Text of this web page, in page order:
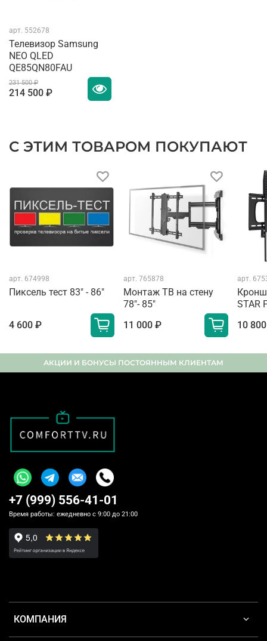
арт. 552678
Телевизор Samsung
NEO QLED
QE85QN80FAU
231 500 ₽
214 500 ₽
С ЭТИМ ТОВАРОМ ПОКУПАЮТ
арт. 674998
Пиксель тест 83" - 86"
4 600 ₽
арт. 765878
Монтаж ТВ на стену
78"- 85"
11 000 ₽
арт.
STAR
10
АКЦИИ И БОНУСЫ ПОСТОЯННЫМ КЛИЕНТАМ
КОМПАНИЯ
+7 (999) 556-41-01
Время работы: ежедневно с 9:00 до 21:00